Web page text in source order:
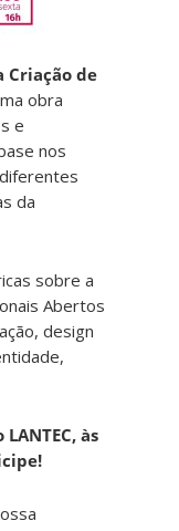
Criação de
obra
e
nos
da
sobre a
Abertos
design
às